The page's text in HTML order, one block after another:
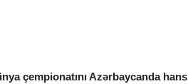
çempionatını Azərbaycanda